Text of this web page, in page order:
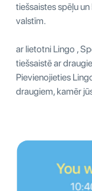
tiešsaistes spēļu
valstīm.
ar lietotni Lingo ,
tiešsaistē ar
Pievienojieties
draugiem, kamēr